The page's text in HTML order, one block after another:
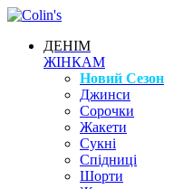
ДЕНІМ
ЖІНКАМ
Новий Сезон
Джинси
Сорочки
Жакети
Сукні
Спідниці
Шорти